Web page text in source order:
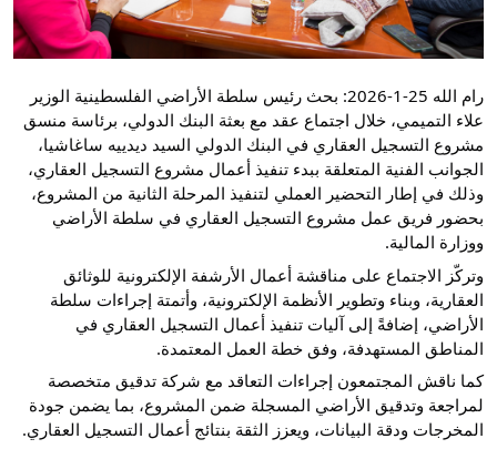
رام الله 25-1-2026: بحث رئيس سلطة الأراضي الفلسطينية الوزير
علاء التميمي، خلال اجتماع عقد مع بعثة البنك الدولي، برئاسة منسق
مشروع التسجيل العقاري في البنك الدولي السيد ديدييه ساغاشيا،
الجوانب الفنية المتعلقة ببدء تنفيذ أعمال مشروع التسجيل العقاري،
وذلك في إطار التحضير العملي لتنفيذ المرحلة الثانية من المشروع،
بحضور فريق عمل مشروع التسجيل العقاري في سلطة الأراضي
ووزارة المالية.
وتركّز الاجتماع على مناقشة أعمال الأرشفة الإلكترونية للوثائق
العقارية، وبناء وتطوير الأنظمة الإلكترونية، وأتمتة إجراءات سلطة
الأراضي، إضافةً إلى آليات تنفيذ أعمال التسجيل العقاري في
المناطق المستهدفة، وفق خطة العمل المعتمدة.
كما ناقش المجتمعون إجراءات التعاقد مع شركة تدقيق متخصصة
لمراجعة وتدقيق الأراضي المسجلة ضمن المشروع، بما يضمن جودة
المخرجات ودقة البيانات، ويعزز الثقة بنتائج أعمال التسجيل العقاري.